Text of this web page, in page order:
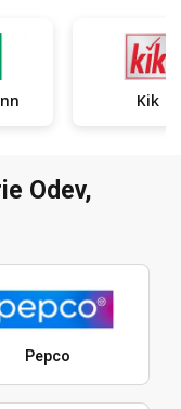
Kik
Odev,
Pepco